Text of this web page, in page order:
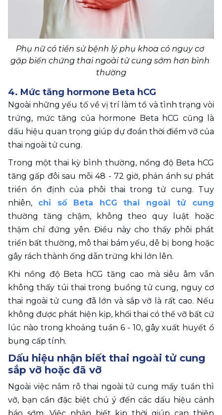
Phụ nữ có tiền sử bệnh lý phụ khoa có nguy cơ
gặp biến chứng thai ngoài tử cung sớm hơn bình
thường
4. Mức tăng hormone Beta hCG
Ngoài những yếu tố về vị trí làm tổ và tình trạng vòi
trứng, mức tăng của hormone Beta hCG cũng là
dấu hiệu quan trọng giúp dự đoán thời điểm vỡ của
thai ngoài tử cung.
Trong một thai kỳ bình thường, nồng độ Beta hCG
tăng gấp đôi sau mỗi 48 - 72 giờ, phản ánh sự phát
triển ổn định của phôi thai trong tử cung. Tuy
nhiên, chỉ số Beta hCG thai ngoài tử cung
thường tăng chậm, không theo quy luật hoặc
thậm chí đứng yên. Điều này cho thấy phôi phát
triển bất thường, mô thai bám yếu, dễ bị bong hoặc
gây rách thành ống dẫn trứng khi lớn lên.
Khi nồng độ Beta hCG tăng cao mà siêu âm vẫn
không thấy túi thai trong buồng tử cung, nguy cơ
thai ngoài tử cung đã lớn và sắp vỡ là rất cao. Nếu
không được phát hiện kịp, khối thai có thể vỡ bất cứ
lúc nào trong khoảng tuần 6 - 10, gây xuất huyết ổ
bụng cấp tính.
Dấu hiệu nhận biết thai ngoài tử cung
sắp vỡ hoặc đã vỡ
Ngoài việc nắm rõ thai ngoài tử cung mấy tuần thì
vỡ, bạn cần đặc biệt chú ý đến các dấu hiệu cảnh